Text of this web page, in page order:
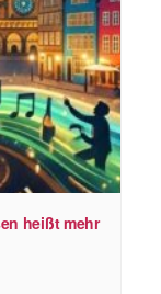
heißt mehr